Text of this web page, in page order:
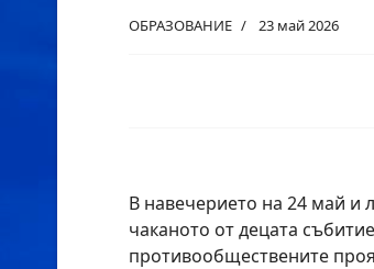
ОБРАЗОВАНИЕ 23 май 2026
В навечерието на 24 май и
чаканото от децата
противообществените